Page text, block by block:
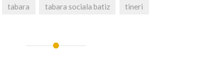
tabara tabara sociala batiz tineri